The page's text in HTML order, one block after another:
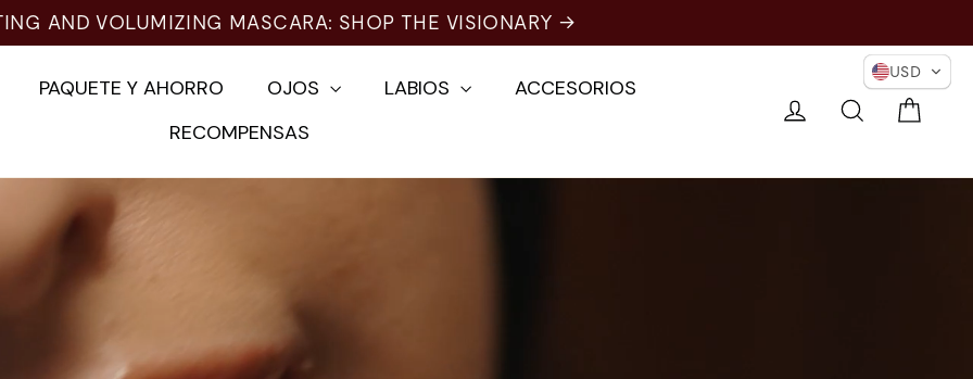
AND VOLUMIZING MASCARA: SHOP THE VISIONARY →
PAQUETE Y AHORRO OJOS LABIOS
ACCESORIOS
RECOMPENSAS
Conectarse
Buscar en
USD